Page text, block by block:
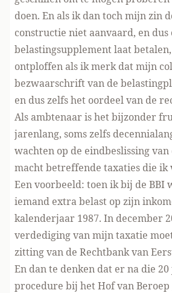
doen. En als ik dan toch mijn zin
constructie niet aanvaard, en dus
belastingsupplement laat
ontploffen als ik merk dat mijn
bezwaarschrift van de
en dus zelfs het oordeel van de
Als ambtenaar is het bijzonder
jarenlang, soms zelfs
wachten op de eindbeslissing
macht betreffende taxaties die ik
Een voorbeeld: toen ik bij de BBI
iemand extra belast op zijn
kalenderjaar 1987. In december
verdediging van mijn taxatie
zitting van de Rechtbank van
En dan te denken dat er na die
procedure bij het Hof van